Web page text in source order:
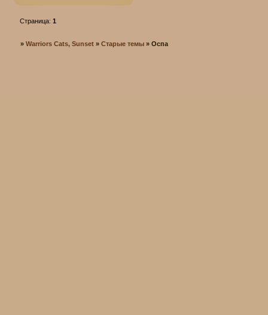
Страница:1
»Warriors Cats, Sunset »Старые темы »Оспа